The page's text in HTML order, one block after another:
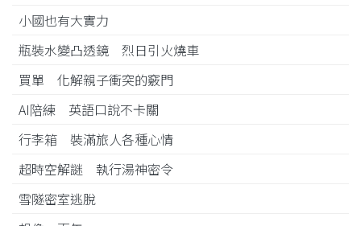
小國也有大實力
瓶裝水變凸透鏡 烈日引火燒車
買單 化解親子衝突的竅門
AI陪練 英語口說不卡關
行李箱 裝滿旅人各種心情
超時空解謎 執行湯神密令
雪隧密室逃脫